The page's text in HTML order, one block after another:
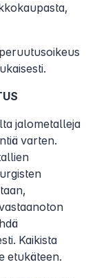
jalometalleja
varten.
Kaikista
etukäteen.